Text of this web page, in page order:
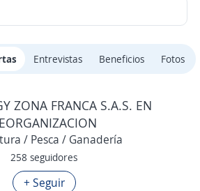
Entrevistas Beneficios Fotos
ZONA FRANCA S.A.S. EN
/ Pesca / Ganadería
258 seguidores
+ Seguir